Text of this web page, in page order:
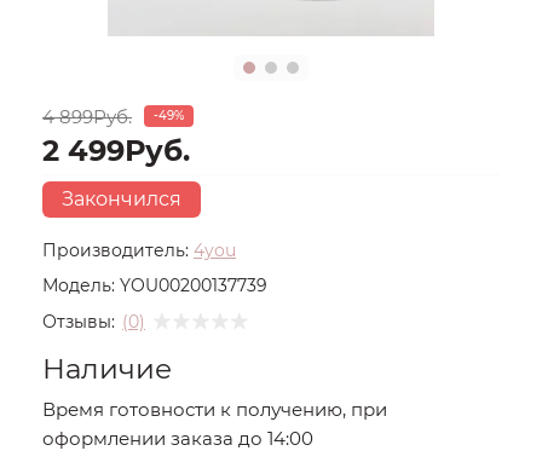
Производитель: 4you
Модель: YOU00200137739
Отзывы: (0)
4 899Руб. -49%
2 499Руб.
Закончился
Наличие
Время готовности к получению, при
оформлении заказа до 14:00